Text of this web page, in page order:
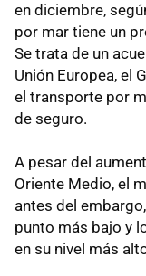
en diciembre,
por mar tiene un
Se trata de un
Unión Europea, el
el transporte por
de seguro.
A pesar del
Oriente Medio, el
antes del
punto más bajo y
en su nivel más